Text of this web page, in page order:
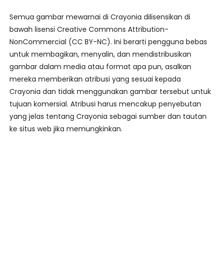
Semua gambar mewarnai di Crayonia dilisensikan di
bawah lisensi Creative Commons Attribution-
NonCommercial (CC BY-NC). Ini berarti pengguna bebas
untuk membagikan, menyalin, dan mendistribusikan
gambar dalam media atau format apa pun, asalkan
mereka memberikan atribusi yang sesuai kepada
Crayonia dan tidak menggunakan gambar tersebut untuk
tujuan komersial. Atribusi harus mencakup penyebutan
yang jelas tentang Crayonia sebagai sumber dan tautan
ke situs web jika memungkinkan.